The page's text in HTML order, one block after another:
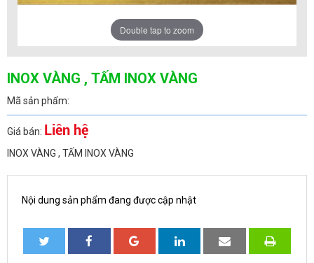
Double tap to zoom
INOX VÀNG , TẤM INOX VÀNG
Mã sản phẩm:
Giá bán: Liên hệ
INOX VÀNG , TẤM INOX VÀNG
Nội dung sản phẩm đang được cập nhật